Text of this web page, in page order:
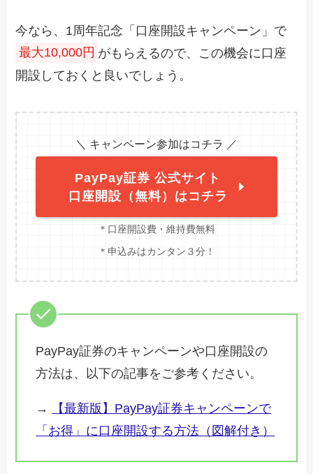
今なら、1周年記念「口座開設キャンペーン」で
最大10,000円 がもらえるので、この機会に口座
開設しておくと良いでしょう。
＼ キャンペーン参加はコチラ ／
PayPay証券 公式サイト
口座開設（無料）はコチラ
＊口座開設費・維持費無料
＊申込みはカンタン３分！
PayPay証券のキャンペーンや口座開設の
方法は、以下の記事をご参考ください。
→
【最新版】PayPay証券キャンペーンで
「お得」に口座開設する方法（図解付き）